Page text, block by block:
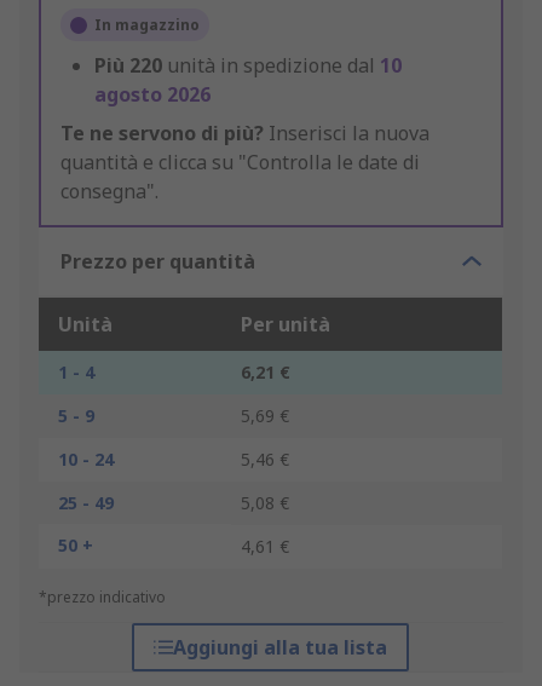
In magazzino
Più 220 unità in spedizione dal 10
agosto 2026
Te ne servono di più? Inserisci la nuova
quantità e clicca su "Controlla le date di
consegna".
Prezzo per quantità
Unità Per unità
1 - 4
6,21 €
5 - 9
5,69 €
10 - 24
5,46 €
25 - 49
5,08 €
50 +
4,61 €
*prezzo indicativo
Aggiungi alla tua lista